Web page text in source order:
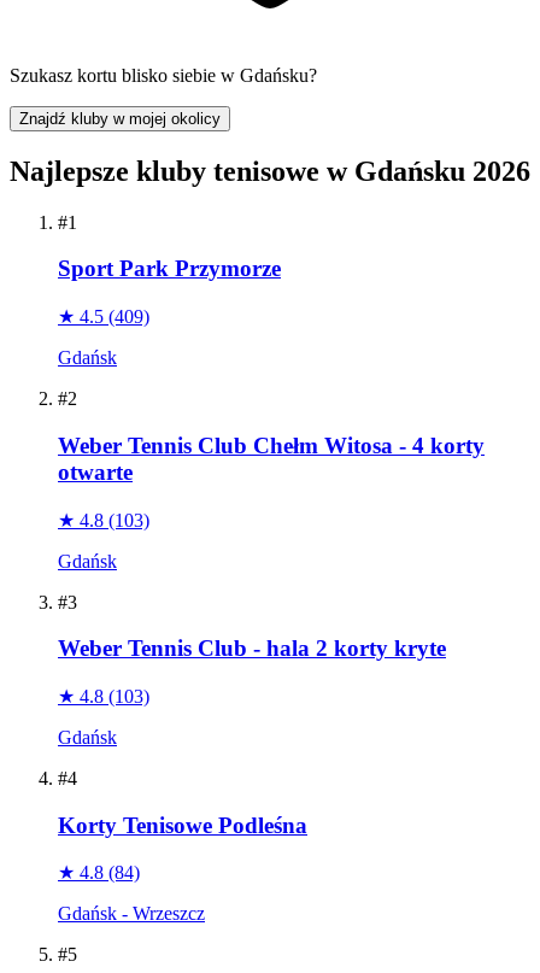
Szukasz kortu blisko siebie w Gdańsku?
Znajdź kluby w mojej okolicy
Najlepsze kluby tenisowe w Gdańsku 2026
#1
Sport Park Przymorze
★ 4.5 (409)
Gdańsk
#2
Weber Tennis Club Chełm Witosa - 4 korty
otwarte
★ 4.8 (103)
Gdańsk
#3
Weber Tennis Club - hala 2 korty kryte
★ 4.8 (103)
Gdańsk
#4
Korty Tenisowe Podleśna
★ 4.8 (84)
Gdańsk - Wrzeszcz
#5